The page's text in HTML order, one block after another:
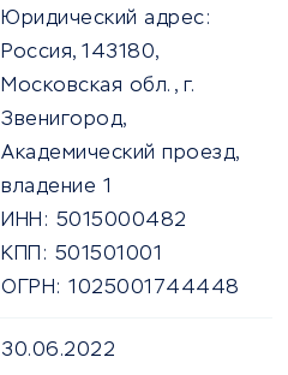
Юридический адрес:
Россия, 143180,
Московская обл., г.
Звенигород,
Академический проезд,
владение 1
ИНН: 5015000482
КПП: 501501001
ОГРН: 1025001744448
30.06.2022